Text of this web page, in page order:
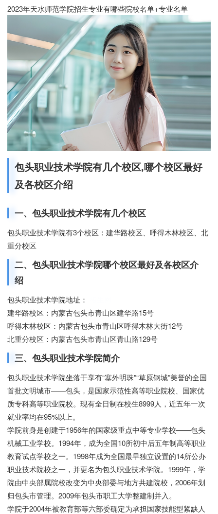
2023年天水师范学院招生专业有哪些院校名单+专业名单
包头职业技术学院有几个校区,哪个校区最好
及各校区介绍
一、包头职业技术学院有几个校区
包头职业技术学院有3个校区：建华路校区、呼得木林校区、北
重分校区
二、包头职业技术学院哪个校区最好及各校区介
绍
包头职业技术学院地址：
建华路校区：内蒙古包头市青山区建华路15号
呼得木林校区：内蒙古包头市青山区呼得木林大街12号
北重分校区：内蒙古包头市青山区青山路129号
三、包头职业技术学院简介
包头职业技术学院坐落于享有“塞外明珠”“草原钢城”美誉的全国
首批文明城市——包头，是国家示范性高等职业院校、国家优
质专科高等职业院校。现有全日制在校生8999人，近五年一次
就业率均在95%以上。
学院前身是创建于1956年的国家级重点中等专业学校——包头
机械工业学校。1994年，成为全国10所初中后五年制高等职业
教育试点学校之一。1998年成为全国最早独立设置的14所公办
职业技术院校之一，并更名为包头职业技术学院。1999年，学
院由中央部属院校改变为中央部委与地方共建院校，2006年划
归包头市管理。2009年包头市职工大学整建制并入。
学院于2004年被教育部等六部委确定为承担国家技能型紧缺人